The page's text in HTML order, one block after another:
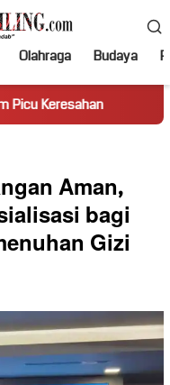
Olahraga Budaya
Truk Miring
Aman,
bagi
Gizi